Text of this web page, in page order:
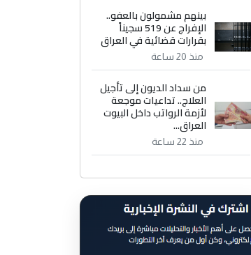
بينهم مشمولون بالعفو..
الإفراج عن 519 سجيناً
بقرارات قضائية في العراق
منذ 20 ساعة
من سداد الديون إلى تأجيل
العلاج.. تداعيات موجعة
لأزمة الرواتب داخل البيوت
العراق...
منذ 22 ساعة